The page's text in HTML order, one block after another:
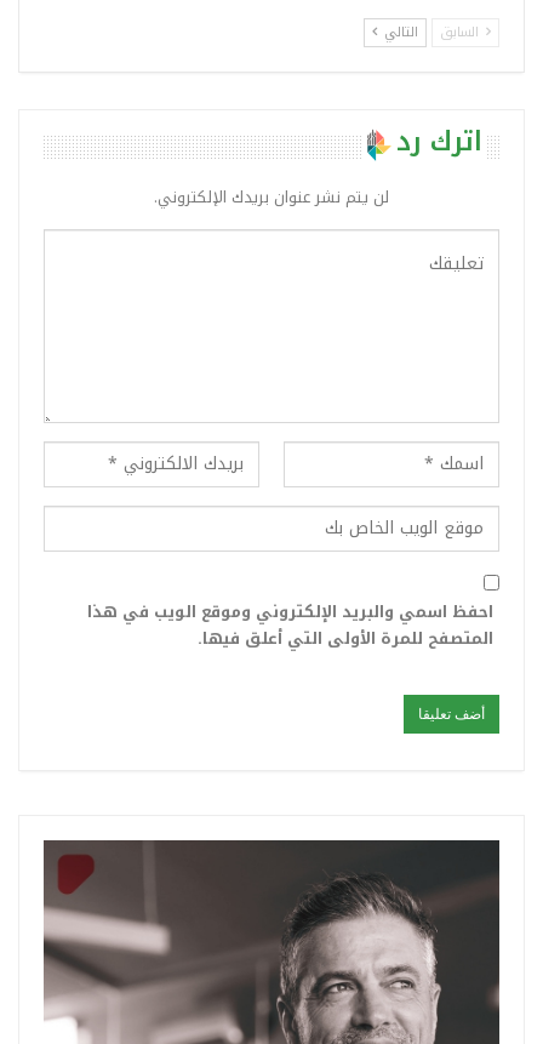
السابق التالي
اترك رد
لن يتم نشر عنوان بريدك الإلكتروني.
احفظ اسمي والبريد الإلكتروني وموقع الويب في هذا
المتصفح للمرة الأولى التي أعلق فيها.